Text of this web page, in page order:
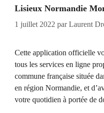
Lisieux Normandie
1 juillet 2022 parLaurent
Cette application officielle
tous les services en ligne
commune française située
en région Normandie, et
votre quotidien à portée de